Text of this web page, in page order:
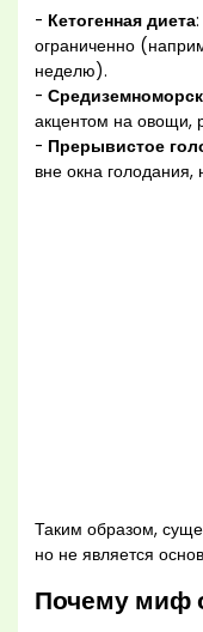
- Кетогенная диета
ограниченно
неделю).
-
акцентом на овощи,
- Прерывистое
вне окна голодания,
Таким образом,
но не является
Почему миф